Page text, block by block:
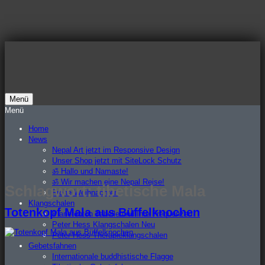
Nepal Art Blog
Menü
Menü
Home
News
Nepal Art jetzt im Responsive Design
Unser Shop jetzt mit SiteLock Schutz
ॐ Hallo und Namaste!
ॐ Wir machen eine Nepal Reise!
Frohe Weihnachten
Klangschalen
Planetenton Tabelle und Ihre Frequenzen
Peter Hess Klangschalen Neu
Peter Hess Therapieklangschalen
Gebetsfahnen
Internationale buddhistische Flagge
Schlagwort:tibetische Mala
Totenkopf Mala aus Büffelknochen